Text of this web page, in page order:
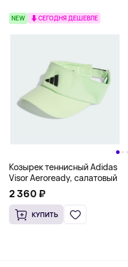
NEW СЕГОДНЯ ДЕШЕВЛЕ
Козырек теннисный Adidas
Visor Aeroready, салатовый
2 360 ₽
КУПИТЬ